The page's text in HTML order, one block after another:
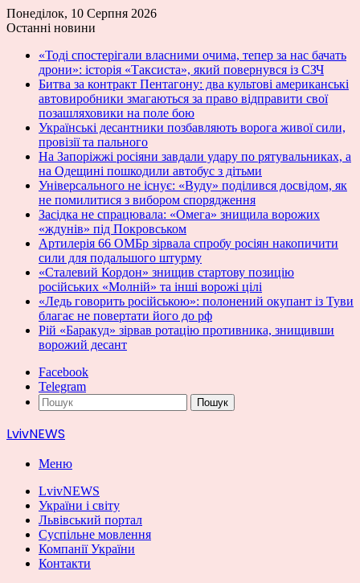
Понеділок, 10 Серпня 2026
Останні новини
«Тоді спостерігали власними очима, тепер за нас бачать
дрони»: історія «Таксиста», який повернувся із СЗЧ
Битва за контракт Пентагону: два культові американські
автовиробники змагаються за право відправити свої
позашляховики на поле бою
Українські десантники позбавляють ворога живої сили,
провізії та пального
На Запоріжжі росіяни завдали удару по рятувальниках, а
на Одещині пошкодили автобус з дітьми
Універсального не існує: «Вуду» поділився досвідом, як
не помилитися з вибором спорядження
Засідка не спрацювала: «Омега» знищила ворожих
«ждунів» під Покровськом
Артилерія 66 ОМБр зірвала спробу росіян накопичити
сили для подальшого штурму
«Сталевий Кордон» знищив стартову позицію
російських «Молній» та інші ворожі цілі
«Ледь говорить російською»: полонений окупант із Туви
благає не повертати його до рф
Рій «Баракуд» зірвав ротацію противника, знищивши
ворожий десант
Facebook
Telegram
Пошук
LvivNEWS
Меню
LvivNEWS
України і світу
Львівський портал
Суспільне мовлення
Компанії України
Контакти